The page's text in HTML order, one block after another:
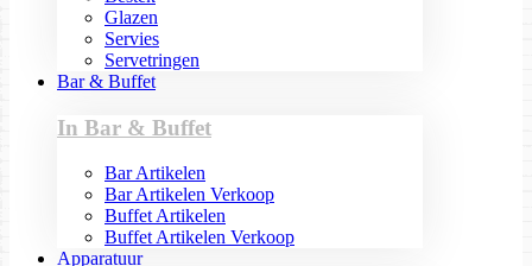
Glazen
Servies
Servetringen
Bar & Buffet
In Bar & Buffet
Bar Artikelen
Bar Artikelen Verkoop
Buffet Artikelen
Buffet Artikelen Verkoop
Apparatuur